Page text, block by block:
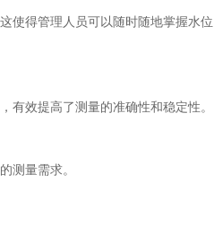
使得管理人员可以随时随地掌握水位
有效提高了测量的准确性和稳定性。
测量需求。